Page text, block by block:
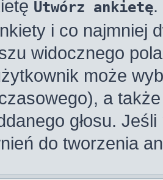
Utwórz ankietę.
i co najmniej
widocznego
może
a
głosu.
do tworzenia